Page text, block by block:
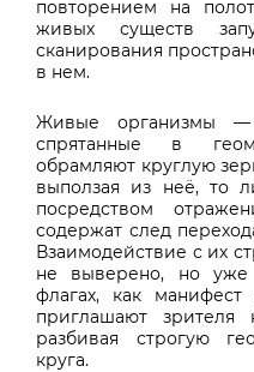
повторением на
живых существ
сканирования
в нем.
Живые организмы —
спрятанные в
обрамляют круглую
выползая из неё, то
посредством
содержат след
Взаимодействие с их
не выверено, но уже
флагах, как
приглашают зрителя
разбивая строгую
круга.